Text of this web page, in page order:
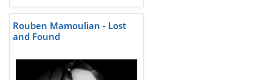
Rouben Mamoulian - Lost
and Found